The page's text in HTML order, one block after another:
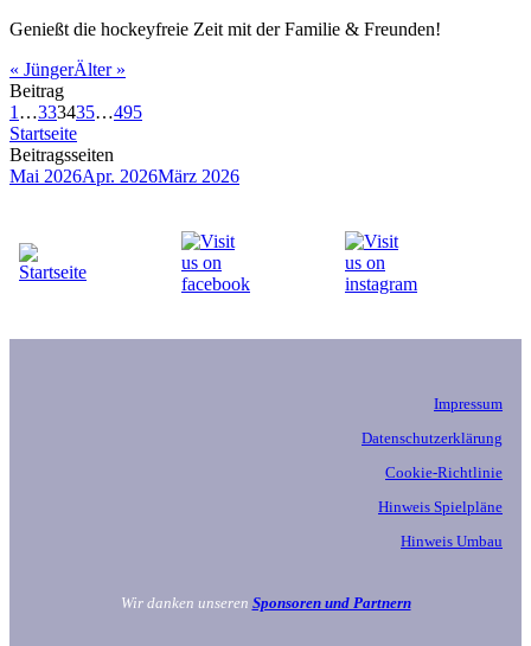
Genießt die hockeyfreie Zeit mit der Familie & Freunden!
« JüngerÄlter »
Beitrag
1 …333435…495
Startseite
Beitragsseiten
Mai 2026Apr. 2026März 2026
Impressum
Datenschutzerklärung
Cookie-Richtlinie
Hinweis Spielpläne
Hinweis Umbau
Wir danken unseren Sponsoren und Partnern